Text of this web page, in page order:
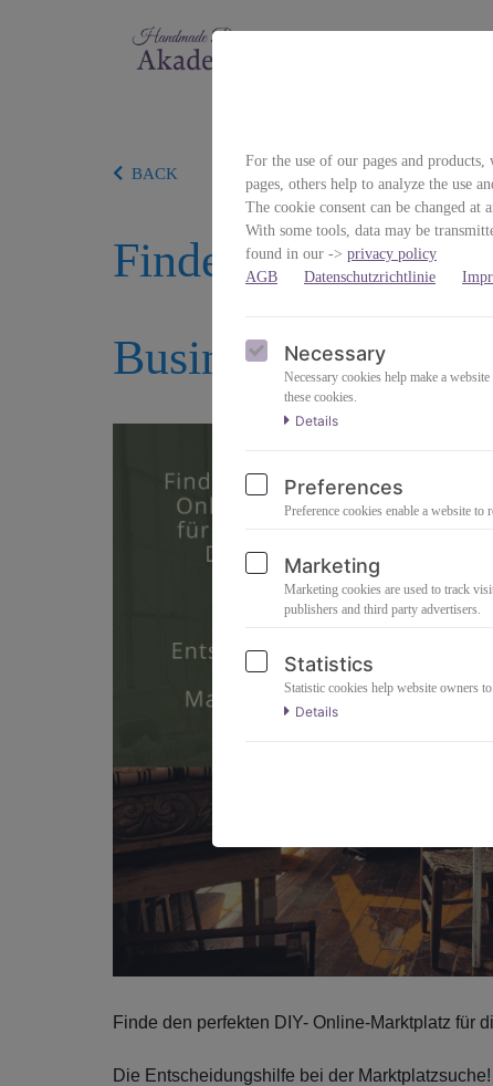
BACK
Finde den
Business
Finde den perfekten DIY- Online-Marktplatz für
Die Entscheidungshilfe bei der Marktplatzsuche!
For the use of our pages and
pages, others help to analyze the use
The cookie consent can be changed
With some tools, data may be
found in our -> privacy policy
AGB
Datenschutzrichtlinie
Necessary
Necessary cookies help make a
these cookies.
Details
Preferences
Preference cookies enable a website
Marketing
Marketing cookies are used to track
publishers and third party advertisers.
Statistics
Statistic cookies help website owners
Details